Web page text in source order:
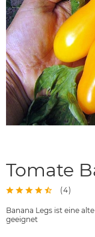
Tomate
(4)
Banana Legs ist eine
geeignet